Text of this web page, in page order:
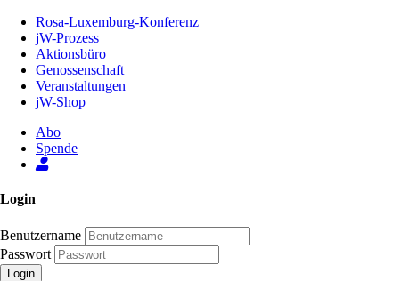
Inhalt
Seite
Rosa-Luxemburg-Konferenz
jW-Prozess
Aktionsbüro
Genossenschaft
Veranstaltungen
jW-Shop
Abo
Spende
Login
Benutzername
Passwort
Login